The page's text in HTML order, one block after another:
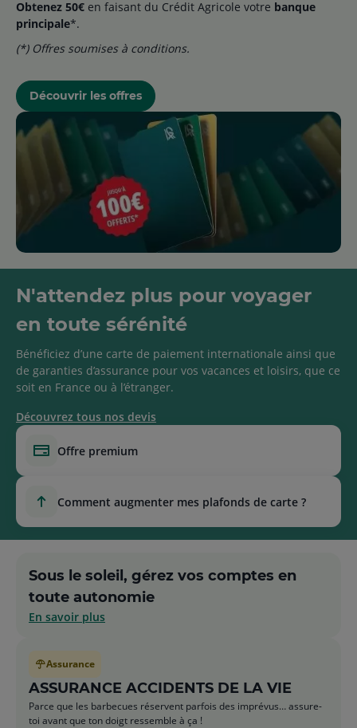
Obtenez 50€ en faisant du Crédit Agricole votre banque
principale*.
(*) Offres soumises à conditions.
Découvrir les offres
N'attendez plus pour voyager
en toute sérénité
Bénéficiez d’une carte de paiement internationale ainsi que
de garanties d’assurance pour vos vacances et loisirs, que ce
soit en France ou à l’étranger.
Découvrez tous nos devis
offre premium
comment augmenter mes plafonds de carte ?
Sous le soleil, gérez vos comptes en
toute autonomie
En savoir plus
Assurance
ASSURANCE ACCIDENTS DE LA VIE
Parce que les barbecues réservent parfois des imprévus… assure-
toi avant que ton doigt ressemble à ça !